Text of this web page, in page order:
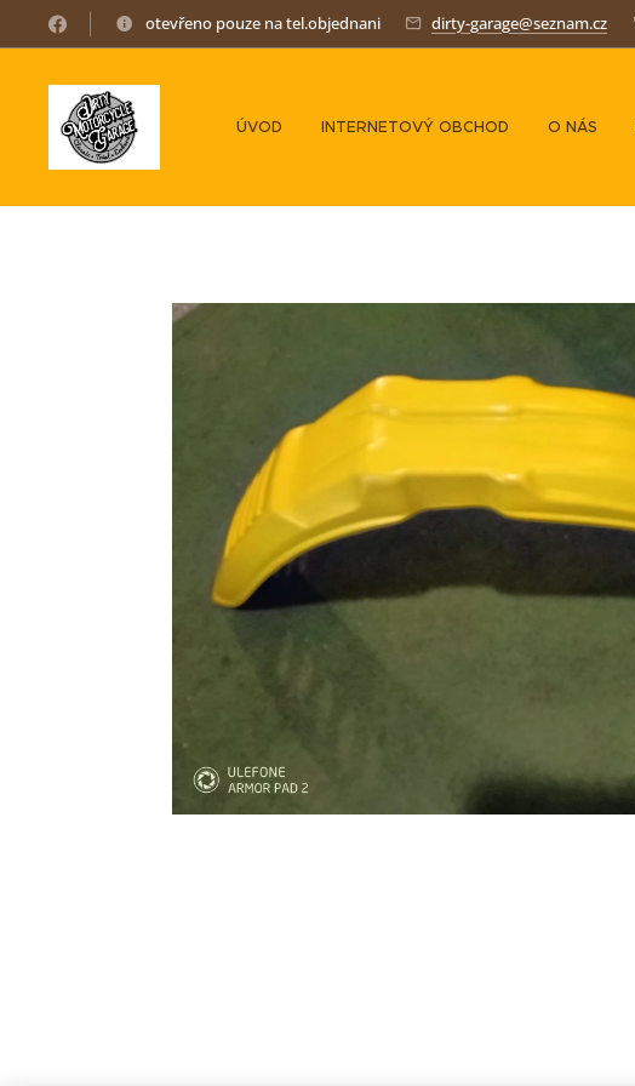
otevřeno pouze na tel.objednani dirty-garage@seznam.cz
ÚVOD INTERNETOVÝ OBCHOD O NÁS